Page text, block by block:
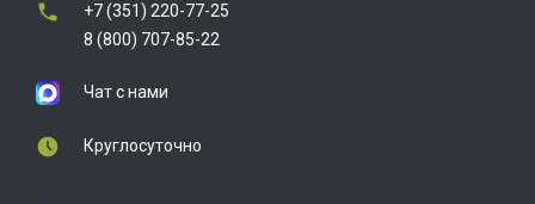
+7 (351) 220-77-25
8 (800) 707-85-22
Чат с нами
Круглосуточно